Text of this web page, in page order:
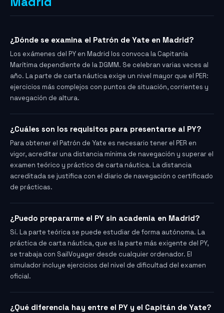
¿Dónde se examina el Patrón de Yate en Madrid?
Los exámenes del PY en Madrid los convoca la Capitanía
Marítima dependiente de la DGMM. Se celebran varias veces al
año. La parte de carta náutica exige un nivel mayor que el PER:
ejercicios más complejos con puntos de situación, corrientes y
navegación de altura.
¿Cuáles son los requisitos para presentarse al PY?
Para obtener el Patrón de Yate es necesario tener el PER en
vigor, acreditar una distancia mínima de navegación y superar el
examen teórico y práctico de carta náutica. La distancia
acreditada se justifica con el diario de navegación o certificado
de prácticas.
¿Puedo prepararme el PY sin academia en Madrid?
Sí. La parte teórica se puede estudiar de forma autónoma. La
práctica de carta náutica, que es la parte más exigente del PY,
se trabaja con SailVoyager desde cualquier ordenador. El
simulador incluye ejercicios del nivel de dificultad del examen
oficial.
¿Qué diferencia hay entre el PY y el Capitán de Yate?